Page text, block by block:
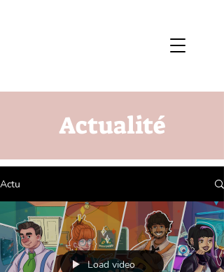
Actualité
Actu
Load video